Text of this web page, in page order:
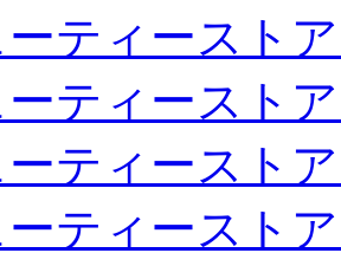
ティースト
ティースト
ティースト
ティースト